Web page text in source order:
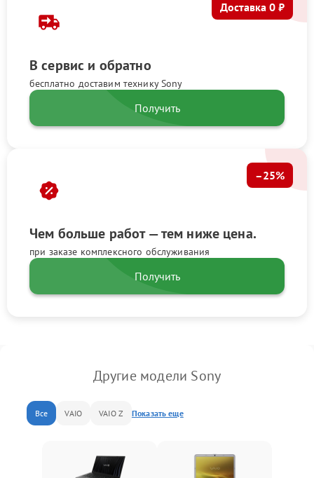
В сервис и обратно
бесплатно доставим технику Sony
Доставка 0 ₽
Получить
Чем больше работ — тем ниже цена.
при заказе комплексного обслуживания
–25%
Получить
Другие модели Sony
Все VAIO VAIO Z Показать еще